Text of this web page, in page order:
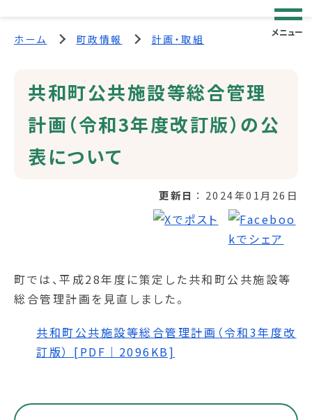
メニュー
ホーム 町政情報 計画・取組
共和町公共施設等総合管理
計画（令和3年度改訂版）の公
表について
更新日 2024年01月26日
町では、平成28年度に策定した共和町公共施設等
総合管理計画を見直しました。
共和町公共施設等総合管理計画（令和3年度改
訂版） [PDF｜2096KB]